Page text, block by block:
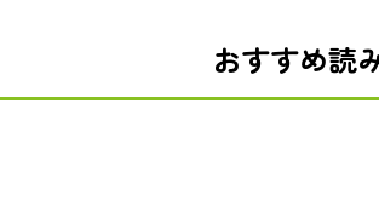
おすすめ読